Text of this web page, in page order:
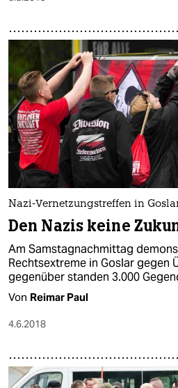
Nazi-Vernetzungstreffen in
Den Nazis keine
Am Samstagnachmittag
Rechtsextreme in Goslar gegen
gegenüber standen 3.000
Von Reimar Paul
4.6.2018